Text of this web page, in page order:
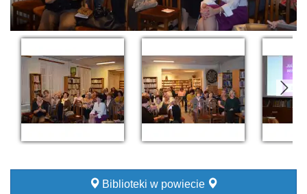
Biblioteki w powiecie